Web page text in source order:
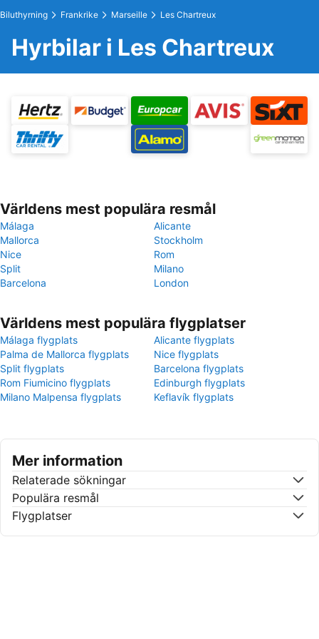
Biluthyrning Frankrike Marseille Les Chartreux
Hyrbilar i Les Chartreux
Världens mest populära resmål
Málaga
Alicante
Mallorca
Stockholm
Nice
Rom
Split
Milano
Barcelona
London
Världens mest populära flygplatser
Málaga flygplats
Alicante flygplats
Palma de Mallorca flygplats
Nice flygplats
Split flygplats
Barcelona flygplats
Rom Fiumicino flygplats
Edinburgh flygplats
Milano Malpensa flygplats
Keflavík flygplats
Mer information
Relaterade sökningar
Populära resmål
Flygplatser